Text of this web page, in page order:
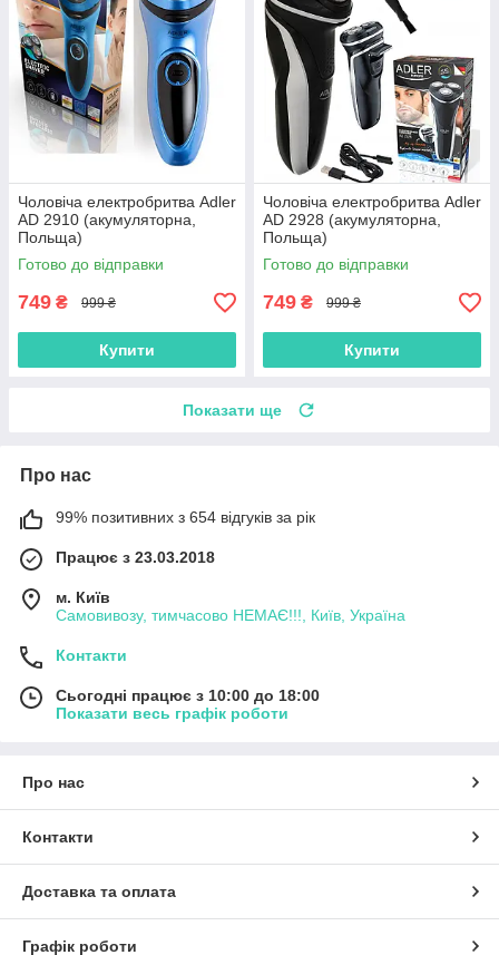
Чоловіча електробритва Adler
AD 2910 (акумуляторна,
Польща)
Готово до відправки
749 ₴ 999 ₴
Купити
Чоловіча електробритва Adler
AD 2928 (акумуляторна,
Польща)
Готово до відправки
749 ₴ 999 ₴
Купити
Показати ще
Про нас
99% позитивних з 654 відгуків за рік
Працює з 23.03.2018
м. Київ
Самовивозу, тимчасово НЕМАЄ!!!, Київ, Україна
Контакти
Сьогодні працює з 10:00 до 18:00
Показати весь графік роботи
Про нас
Контакти
Доставка та оплата
Графік роботи